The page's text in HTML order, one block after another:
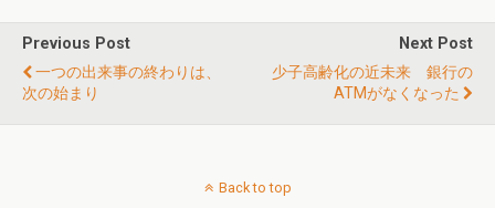
Previous Post
一つの出来事の終わりは、
次の始まり
Next Post
少子高齢化の近未来 銀行の
ATMがなくなった
Back to top